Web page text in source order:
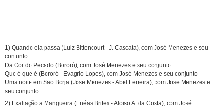
1) Quando ela passa (Luiz Bittencourt - J. Cascata), com José Menezes e seu
conjunto
Da Cor do Pecado (Bororó), com José Menezes e seu conjunto
Que é que é (Bororó - Evagrio Lopes), com José Menezes e seu conjunto
Uma noite em São Borja (José Menezes - Abel Ferreira), com José Menezes e
seu conjunto
2) Exaltação a Mangueira (Enéas Brites - Aloiso A. da Costa), com José